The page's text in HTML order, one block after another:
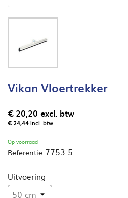
Vikan Vloertrekker
€ 20,20 excl. btw
€ 24,44incl. btw
Op voorraad
Referentie 7753-5
Uitvoering